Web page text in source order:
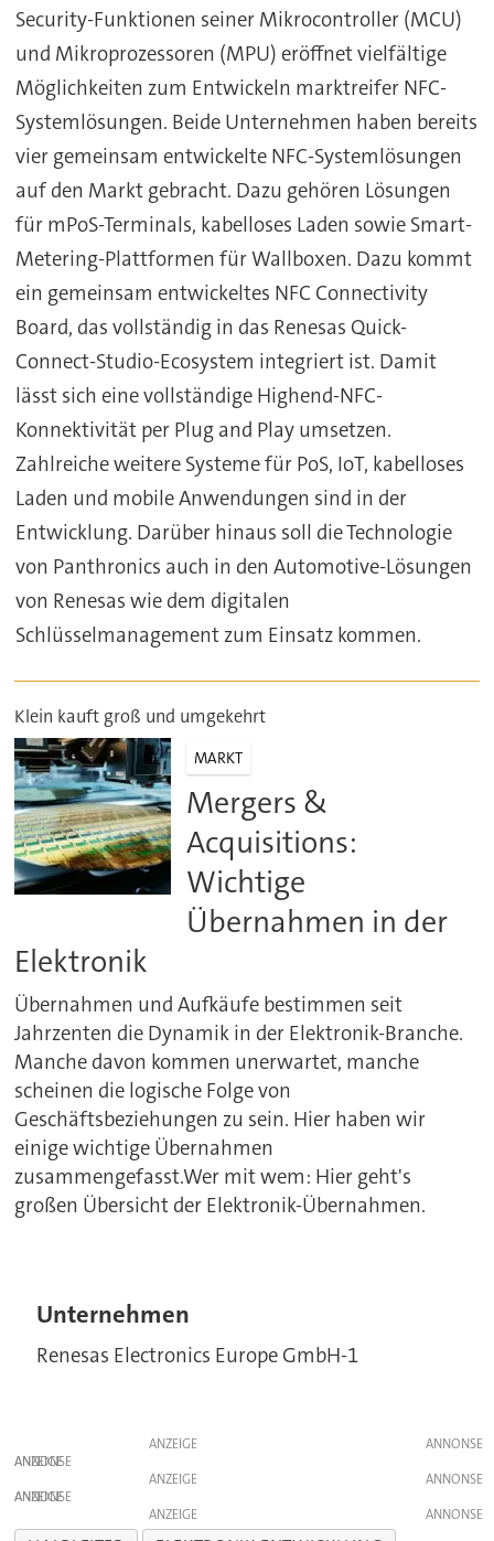
Security-Funktionen seiner Mikrocontroller (MCU)
und Mikroprozessoren (MPU) eröffnet vielfältige
Möglichkeiten zum Entwickeln marktreifer NFC-
Systemlösungen. Beide Unternehmen haben bereits
vier gemeinsam entwickelte NFC-Systemlösungen
auf den Markt gebracht. Dazu gehören Lösungen
für mPoS-Terminals, kabelloses Laden sowie Smart-
Metering-Plattformen für Wallboxen. Dazu kommt
ein gemeinsam entwickeltes NFC Connectivity
Board, das vollständig in das Renesas Quick-
Connect-Studio-Ecosystem integriert ist. Damit
lässt sich eine vollständige Highend-NFC-
Konnektivität per Plug and Play umsetzen.
Zahlreiche weitere Systeme für PoS, IoT, kabelloses
Laden und mobile Anwendungen sind in der
Entwicklung. Darüber hinaus soll die Technologie
von Panthronics auch in den Automotive-Lösungen
von Renesas wie dem digitalen
Schlüsselmanagement zum Einsatz kommen.
Klein kauft groß und umgekehrt
MARKT
Mergers &
Acquisitions:
Wichtige
Übernahmen in der
Elektronik
Übernahmen und Aufkäufe bestimmen seit
Jahrzenten die Dynamik in der Elektronik-Branche.
Manche davon kommen unerwartet, manche
scheinen die logische Folge von
Geschäftsbeziehungen zu sein. Hier haben wir
einige wichtige Übernahmen
zusammengefasst.Wer mit wem: Hier geht's
großen Übersicht der Elektronik-Übernahmen.
Unternehmen
Renesas Electronics Europe GmbH-1
ANZEIGE
ANZEIGE
ANZEIGE
ANZEIGE
ANZEIGE